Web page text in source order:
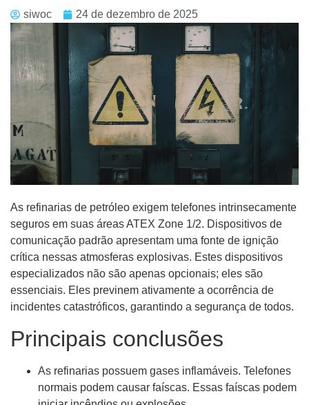
siwoc 24 de dezembro de 2025
As refinarias de petróleo exigem telefones intrinsecamente
seguros em suas áreas ATEX Zone 1/2. Dispositivos de
comunicação padrão apresentam uma fonte de ignição
crítica nessas atmosferas explosivas. Estes dispositivos
especializados não são apenas opcionais; eles são
essenciais. Eles previnem ativamente a ocorrência de
incidentes catastróficos, garantindo a segurança de todos.
Principais conclusões
As refinarias possuem gases inflamáveis. Telefones
normais podem causar faíscas. Essas faíscas podem